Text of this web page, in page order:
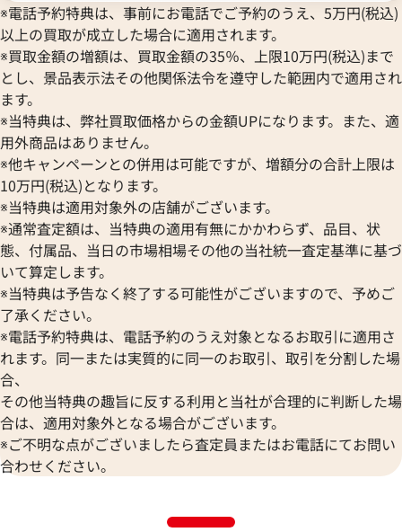
※電話予約特典は、事前にお電話でご予約のうえ、5万円(税込)
以上の買取が成立した場合に適用されます。
※買取金額の増額は、買取金額の35％、上限10万円(税込)まで
とし、景品表示法その他関係法令を遵守した範囲内で適用され
ます。
※当特典は、弊社買取価格からの金額UPになります。また、適
用外商品はありません。
※他キャンペーンとの併用は可能ですが、増額分の合計上限は
10万円(税込)となります。
※当特典は適用対象外の店舗がございます。
※通常査定額は、当特典の適用有無にかかわらず、品目、状
態、付属品、当日の市場相場その他の当社統一査定基準に基づ
いて算定します。
※当特典は予告なく終了する可能性がございますので、予めご
了承ください。
※電話予約特典は、電話予約のうえ対象となるお取引に適用さ
れます。同一または実質的に同一のお取引、取引を分割した場
合、
その他当特典の趣旨に反する利用と当社が合理的に判断した場
合は、適用対象外となる場合がございます。
※ご不明な点がございましたら査定員またはお電話にてお問い
合わせください。